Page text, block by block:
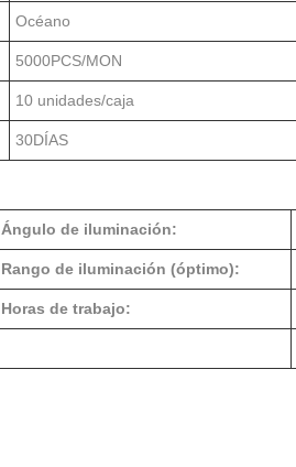
Océano
5000PCS/MON
10 unidades/caja
30DÍAS
Ángulo de iluminación:
Rango de iluminación (óptimo):
Horas de trabajo: